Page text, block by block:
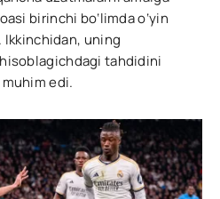
birinchi bo‘limda o‘yin
Ikkinchidan, uning
tahdidini
edi.